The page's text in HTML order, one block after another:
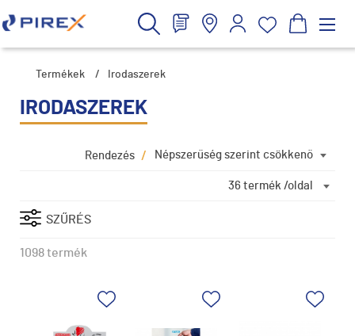
Termékek / Irodaszerek
IRODASZEREK
Népszerűség szerint csökkenő
Rendezés /
36 termék /oldal
SZŰRÉS
1098 termék